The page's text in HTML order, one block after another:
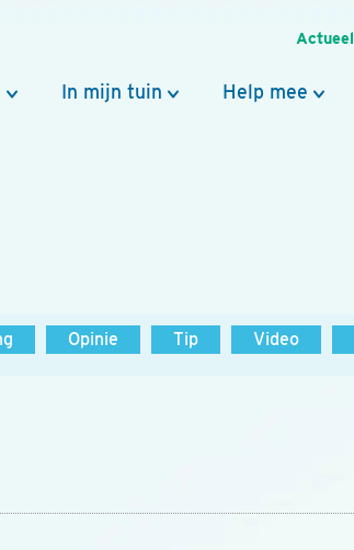
Actueel
In mijn tuin Help mee
Opinie Tip Video